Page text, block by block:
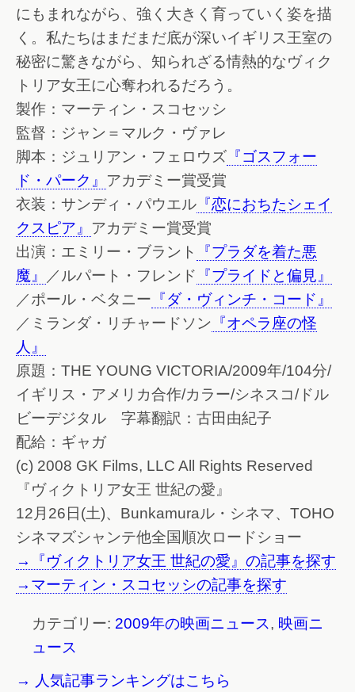
にもまれながら、強く大きく育っていく姿を描
く。私たちはまだまだ底が深いイギリス王室の
秘密に驚きながら、知られざる情熱的なヴィク
トリア女王に心奪われるだろう。
製作：マーティン・スコセッシ
監督：ジャン＝マルク・ヴァレ
脚本：ジュリアン・フェロウズ 『ゴスフォー
ド・パーク』 アカデミー賞受賞
衣装：サンディ・パウエル 『恋におちたシェイ
クスピア』 アカデミー賞受賞
出演：エミリー・ブラント
『プラダを着た悪
魔』
／ルパート・フレンド 『プライドと偏見』
／ポール・ベタニー 『ダ・ヴィンチ・コード』
／ミランダ・リチャードソン 『オペラ座の怪
人』
原題：THE YOUNG VICTORIA/2009年/104分/
イギリス・アメリカ合作/カラー/シネスコ/ドル
ビーデジタル 字幕翻訳：古田由紀子
配給：ギャガ
(c) 2008 GK Films, LLC All Rights Reserved
『ヴィクトリア女王 世紀の愛』
12月26日(土)、Bunkamuraル・シネマ、TOHO
シネマズシャンテ他全国順次ロードショー
→『ヴィクトリア女王 世紀の愛』の記事を探す
→マーティン・スコセッシの記事を探す
カテゴリー: 2009年の映画ニュース, 映画ニ
ュース
→ 人気記事ランキングはこちら